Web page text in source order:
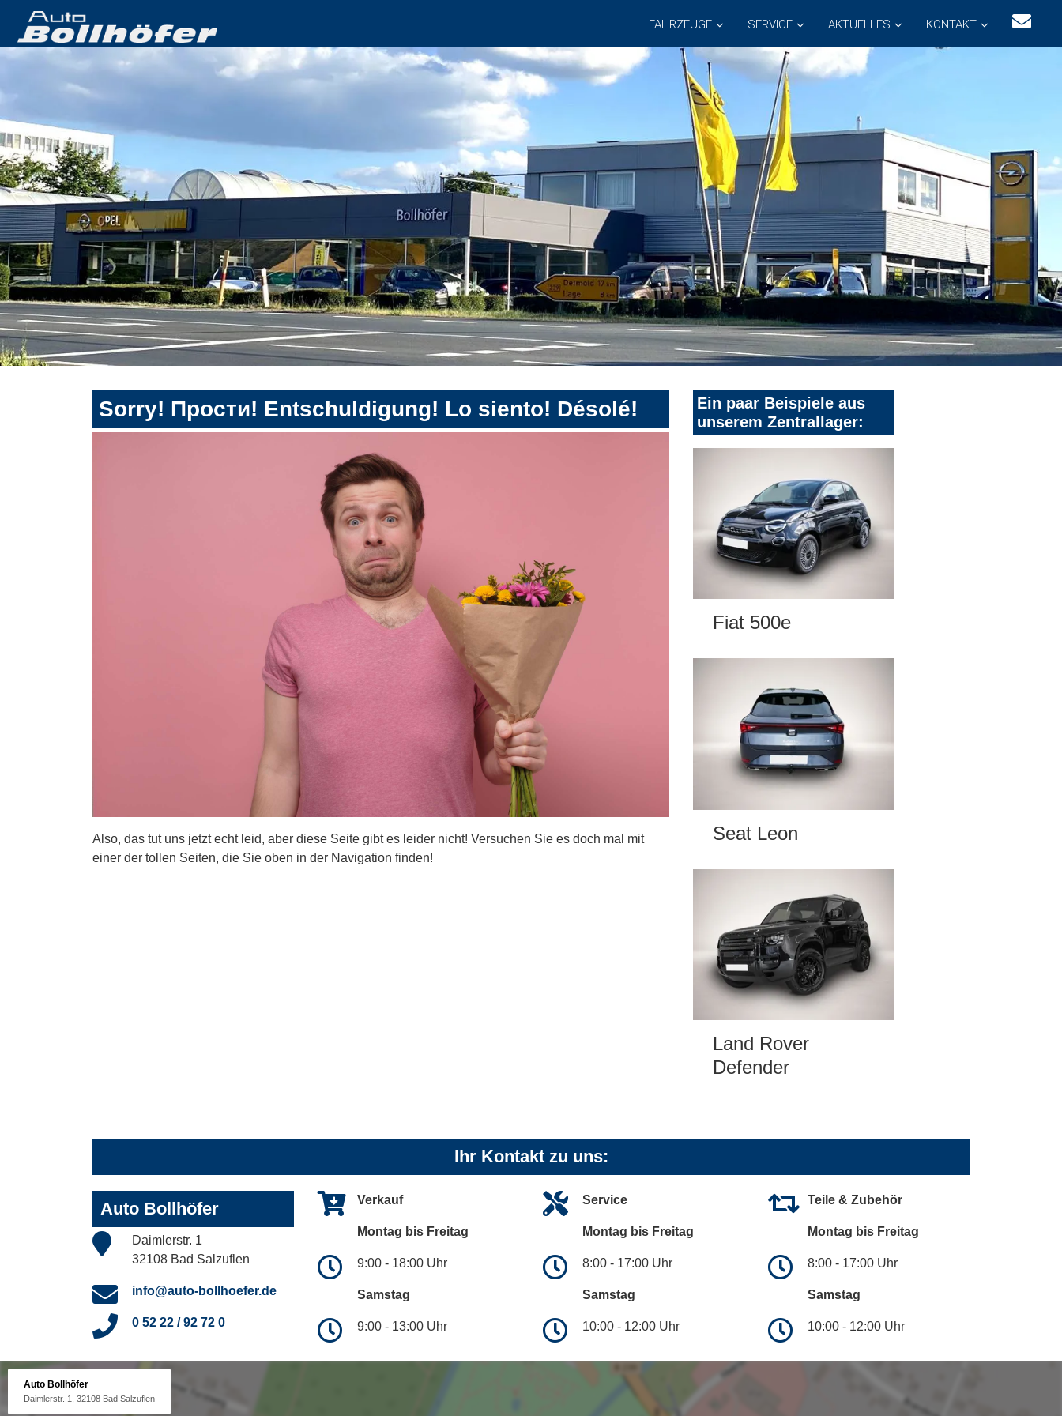
FAHRZEUGE SERVICE AKTUELLES KONTAKT
Sorry! Прости! Entschuldigung! Lo siento! Désolé!
Also, das tut uns jetzt echt leid, aber diese Seite gibt es leider nicht! Versuchen Sie es doch mal mit
einer der tollen Seiten, die Sie oben in der Navigation finden!
Ein paar Beispiele aus
unserem Zentrallager:
Fiat 500e
Seat Leon
Land Rover
Defender
Ihr Kontakt zu uns:
Auto Bollhöfer
Daimlerstr. 1
32108 Bad Salzuflen
info@auto-bollhoefer.de
0 52 22 / 92 72 0
Verkauf
Montag bis Freitag
9:00 - 18:00 Uhr
Samstag
9:00 - 13:00 Uhr
Service
Montag bis Freitag
8:00 - 17:00 Uhr
Samstag
10:00 - 12:00 Uhr
Teile & Zubehör
Montag bis Freitag
8:00 - 17:00 Uhr
Samstag
10:00 - 12:00 Uhr
Auto Bollhöfer
Daimlerstr. 1, 32108 Bad Salzuflen